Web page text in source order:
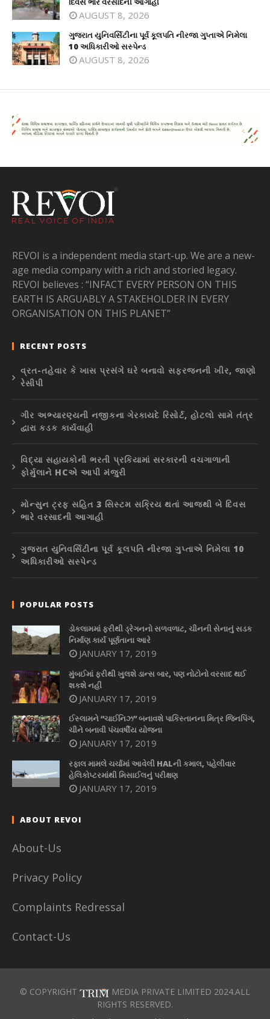
AUGUST 8, 2026
ગુજરાત યુનિવર્સિટીના પૂર્વ કૂલપતિ નીરજા ગુપ્તાએ નિમેલા
10 અધિકારીઓ સસ્પેન્ડ
AUGUST 8, 2026
REVOI is a independent media start-up. We are a new-
age media company with a rich and storied legacy.
REVOI believes : “INFACT EVERY PERSON ON THIS
EARTH IS ARGUABLY A STAKEHOLDER IN EVERY
ORGANISATION ON THIS PLANET”
RECENT POSTS
વ્રત-તહેવાર કે ખાસ પ્રસંગે ઘરે બનાવો સફરજનની ખીર, જાણો
રેસીપી
ગીર અભ્યારણ્યની નજીકના ગેરકાયદે રિસોર્ટ, હોટલો સામે તંત્ર
દ્વારા કડક કાર્યવાહી
વિદ્યા સહાયકોની ભરતી પ્રકિયામાં સરકારની વચગાળાની
ફોર્મુલાને HCએ આપી મંજુરી
મોન્સુન ટ્રફ સહિત 3 સિસ્ટમ સક્રિય થતાં આજથી બે દિવસ
ભારે વરસાદની આગાહી
ગુજરાત યુનિવર્સિટીના પૂર્વ કૂલપતિ નીરજા ગુપ્તાએ નિમેલા 10
અધિકારીઓ સસ્પેન્ડ
POPULAR POSTS
ડોકલામમાં ફરીથી ડ્રેગનનો સળવળાટ, ચીનની સેનાનું સડક
નિર્માણ કાર્ય પૂર્ણતાના આરે
JANUARY 17, 2019
મુંબઈમાં ફરીથી ખુલશે ડાન્સ બાર, પણ નોટોનો વરસાદ થઈ
શકશે નહીં
JANUARY 17, 2019
ઈસ્લામને “ચાઈનિઝ” બનાવશે પાકિસ્તાનના મિત્ર જિનપિંગ,
ચીને બનાવી પંચવર્ષીય યોજના
JANUARY 17, 2019
રફાલ મામલે ચર્ચામાં આવેલી HALની કમાલ, પહેલીવાર
હેલિકોપ્ટરમાંથી મિસાઈલનું પરીક્ષણ
JANUARY 17, 2019
ABOUT REVOI
About-Us
Privacy Policy
Complaints Redressal
Contact-Us
© COPYRIGHT
MEDIA PRIVATE LIMITED 2024.ALL
RIGHTS RESERVED.